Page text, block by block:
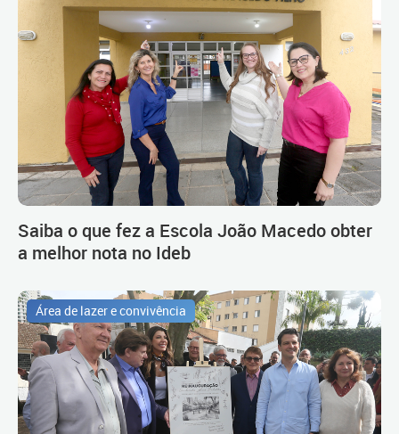
Saiba o que fez a Escola João Macedo obter
a melhor nota no Ideb
Área de lazer e convivência